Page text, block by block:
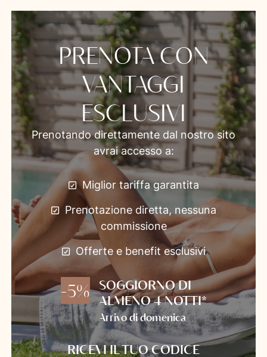
PRENOTA CON
VANTAGGI
ESCLUSIVI
Prenotando direttamente dal nostro sito
avrai accesso a:
Miglior tariffa garantita
Prenotazione diretta, nessuna
commissione
Offerte e benefit esclusivi
-5%
SOGGIORNO DI
ALMENO 4 NOTTI*
Arrivo di domenica
RICEVI IL TUO CODICE